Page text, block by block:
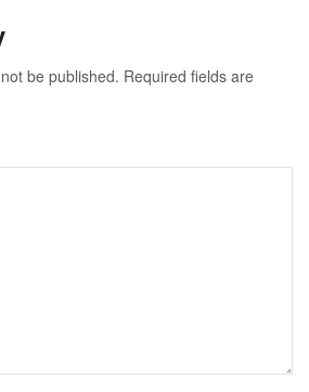
be published. Required fields are